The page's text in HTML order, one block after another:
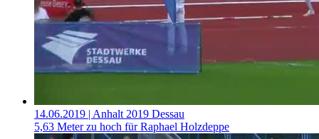
14.06.2019 | Anhalt 2019 Dessau
5,63 Meter zu hoch für Raphael Holzdeppe